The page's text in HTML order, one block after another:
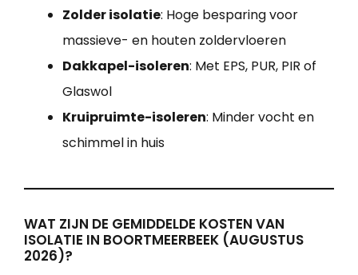
Zolder isolatie: Hoge besparing voor
massieve- en houten zoldervloeren
Dakkapel-isoleren: Met EPS, PUR, PIR of
Glaswol
Kruipruimte-isoleren: Minder vocht en
schimmel in huis
WAT ZIJN DE GEMIDDELDE KOSTEN VAN
ISOLATIE IN BOORTMEERBEEK (AUGUSTUS
2026)?